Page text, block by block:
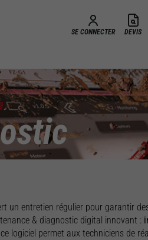
SE CONNECTER DEVIS
un entretien régulier pour garantir
& diagnostic digital innovant :
logiciel permet aux techniciens de